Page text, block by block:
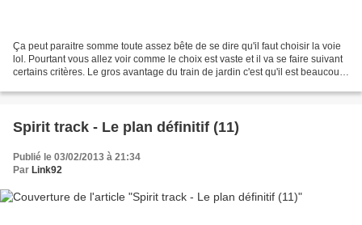
Ça peut paraitre somme toute assez bête de se dire qu'il faut choisir la voie
lol. Pourtant vous allez voir comme le choix est vaste et il va se faire suivant
certains critères. Le gros avantage du train de jardin c'est qu'il est beaucoup
Spirit track - Le plan définitif (11)
Publié le 03/02/2013 à 21:34
Par Link92